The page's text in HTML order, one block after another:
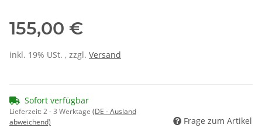
155,00 €
inkl. 19% USt. , zzgl. Versand
Sofort verfügbar
Lieferzeit:2 - 3 Werktage (DE - Ausland
abweichend)
Frage zum Artikel